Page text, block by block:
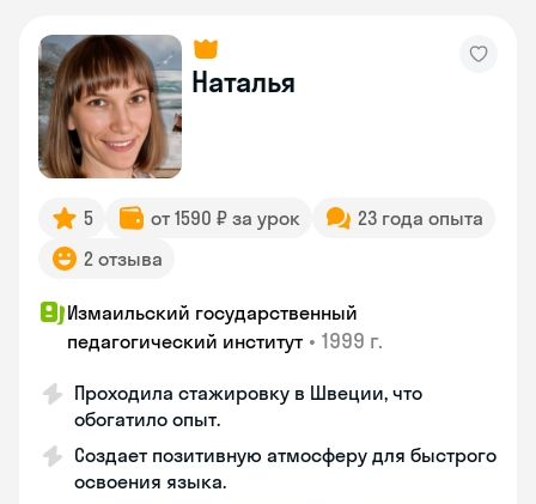
Наталья
5 от 1590 ₽ за урок
23 года опыта
2 отзыва
Измаильский государственный
педагогический институт • 1999 г.
Проходила стажировку в Швеции, что
обогатило опыт.
Создает позитивную атмосферу для быстрого
освоения языка.